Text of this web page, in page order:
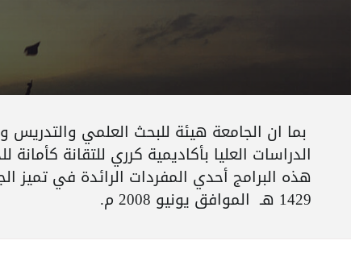
بما ان الجامعة هيئة للبحث العلمي والتدريس
هذه البرامج أحدي المفردات الرائدة في
1429 هـ الموافق يونيو 2008 م.